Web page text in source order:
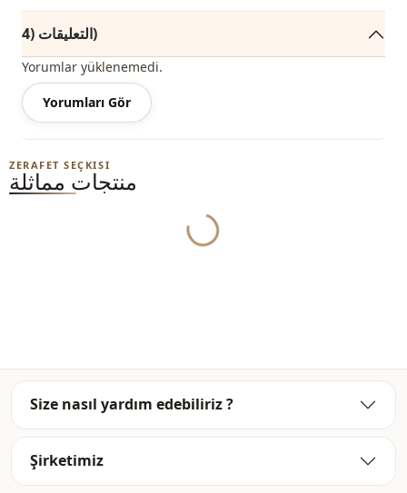
في موقعنا وإرسال معلوماتك إلى خط الواتساب 0545695 05 91 للموافقة عليها.
والحقائب والمجوهرات لأغراض الديكور.)
ملاحظة: قد يكون هناك اختلاف في الدرجة اللونية في لون المنتج
بسبب لقطات المفهوم.
ياقة القاضي
موسمي
الطول ماكسي
الأناقة
التعليقات (4)
Yorumlar yüklenemedi.
Yorumları Gör
ZERAFET SEÇKISI
منتجات مماثلة
Yukleniyor...
Size nasıl yardım edebiliriz ?
Şirketimiz